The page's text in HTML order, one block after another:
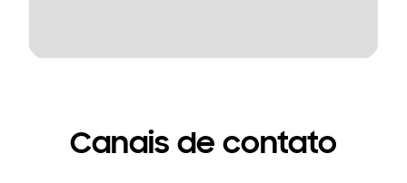
Canais de contato